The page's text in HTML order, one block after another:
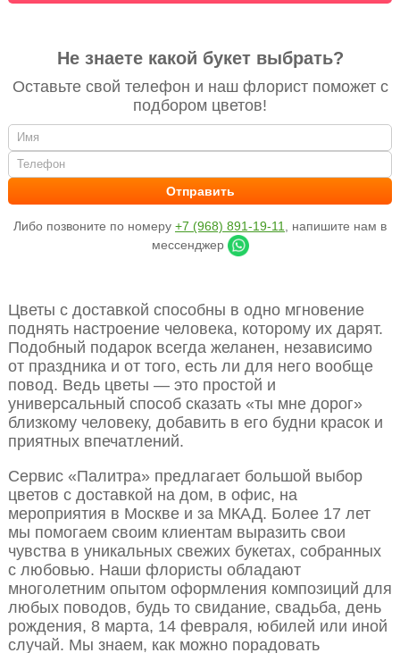
Не знаете какой букет выбрать?
Оставьте свой телефон и наш флорист поможет с
подбором цветов!
Либо позвоните по номеру +7 (968) 891-19-11
, напишите нам в
мессенджер
Цветы с доставкой способны в одно мгновение
поднять настроение человека, которому их дарят.
Подобный подарок всегда желанен, независимо
от праздника и от того, есть ли для него вообще
повод. Ведь цветы — это простой и
универсальный способ сказать «ты мне дорог»
близкому человеку, добавить в его будни красок и
приятных впечатлений.
Сервис «Палитра» предлагает большой выбор
цветов с доставкой на дом, в офис, на
мероприятия в Москве и за МКАД. Более 17 лет
мы помогаем своим клиентам выразить свои
чувства в уникальных свежих букетах, собранных
с любовью. Наши флористы обладают
многолетним опытом оформления композиций для
любых поводов, будь то свидание, свадьба, день
рождения, 8 марта, 14 февраля, юбилей или иной
случай. Мы знаем, как можно порадовать